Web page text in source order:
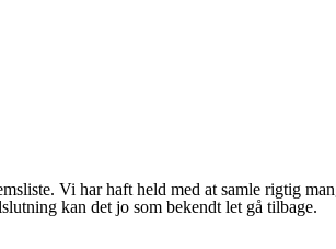
Vi har haft held med at samle rigtig
kan det jo som bekendt let gå tilbage.